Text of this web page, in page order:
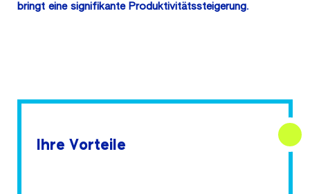
bringt eine signifikante Produktivitätssteigerung.
Ihre Vorteile